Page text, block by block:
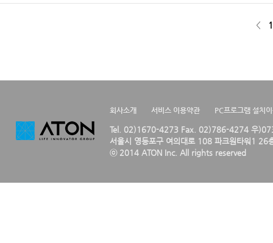
< 1
회사소개 서비스 이용약관 PC프로그램 설치
Tel. 02)1670-4273 Fax. 02)786-4274 우
서울시 영등포구 여의대로 108 파크원타워1 26
ⓒ 2014 ATON Inc. All rights reserved